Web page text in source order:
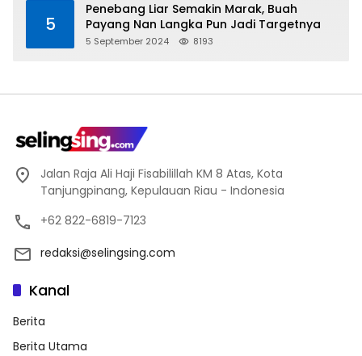
5
Penebang Liar Semakin Marak, Buah
Payang Nan Langka Pun Jadi Targetnya
5 September 2024 8193
Jalan Raja Ali Haji Fisabilillah KM 8 Atas, Kota
Tanjungpinang, Kepulauan Riau - Indonesia
+62 822-6819-7123
redaksi@selingsing.com
Kanal
Berita
Berita Utama